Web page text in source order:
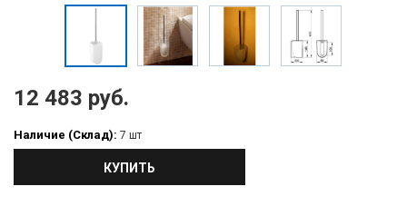
12 483 руб.
Наличие (Склад): 7 шт
КУПИТЬ